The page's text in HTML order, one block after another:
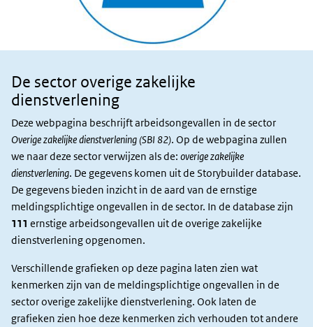
Sector en
De sector overige zakelijke
dienstverlening
Deze webpagina beschrijft arbeidsongevallen in de sector
Overige zakelijke dienstverlening (SBI 82). Op de webpagina zullen
we naar deze sector verwijzen als de: overige zakelijke
dienstverlening. De gegevens komen uit de Storybuilder database.
De gegevens bieden inzicht in de aard van de ernstige
meldingsplichtige ongevallen in de sector. In de database zijn
111 ernstige arbeidsongevallen uit de overige zakelijke
dienstverlening opgenomen.
Verschillende grafieken op deze pagina laten zien wat
kenmerken zijn van de meldingsplichtige ongevallen in de
sector overige zakelijke dienstverlening. Ook laten de
grafieken zien hoe deze kenmerken zich verhouden tot andere